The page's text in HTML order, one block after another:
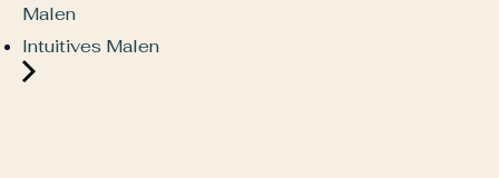
Malen
Intuitives Malen